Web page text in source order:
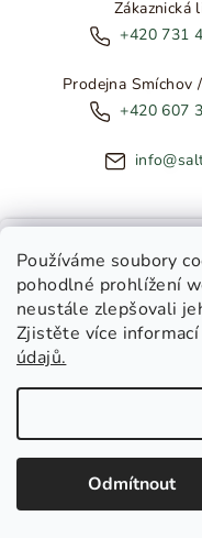
Používáme soubory
pohodlné prohlížení
neustále zlepšovali
Zjistěte více
údajů.
Odmítnout
Zákaznická
+420 731
Prodejna Smíchov
+420 607
Copyright 2026
Toužíte dostávat
Salted Home
Salted Kids &